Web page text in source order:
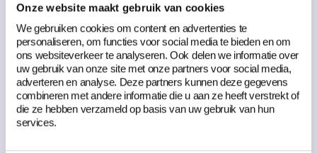
Onze website maakt gebruik van cookies
We gebruiken cookies om content en advertenties te
personaliseren, om functies voor social media te bieden en om
ons websiteverkeer te analyseren. Ook delen we informatie over
uw gebruik van onze site met onze partners voor social media,
adverteren en analyse. Deze partners kunnen deze gegevens
combineren met andere informatie die u aan ze heeft verstrekt of
die ze hebben verzameld op basis van uw gebruik van hun
services.
Daarnaast mochten we nog meer mooie dingen doen
voor de Sint! Bij zo’n groot feest hoort namelijk ook
grootse aankleding. Hiervoor ontwierpen we banners,
vlaggen, doeken, perskaarten en regelden we
ballonversiering. Daarnaast hebben we posters
gemaakt voor alle activiteiten rondom de Sint in
Leeuwarden en ontwierpen we een aftelkalender voor
in de huis-aan-huis, om al deze activiteiten te kunnen
volgen.